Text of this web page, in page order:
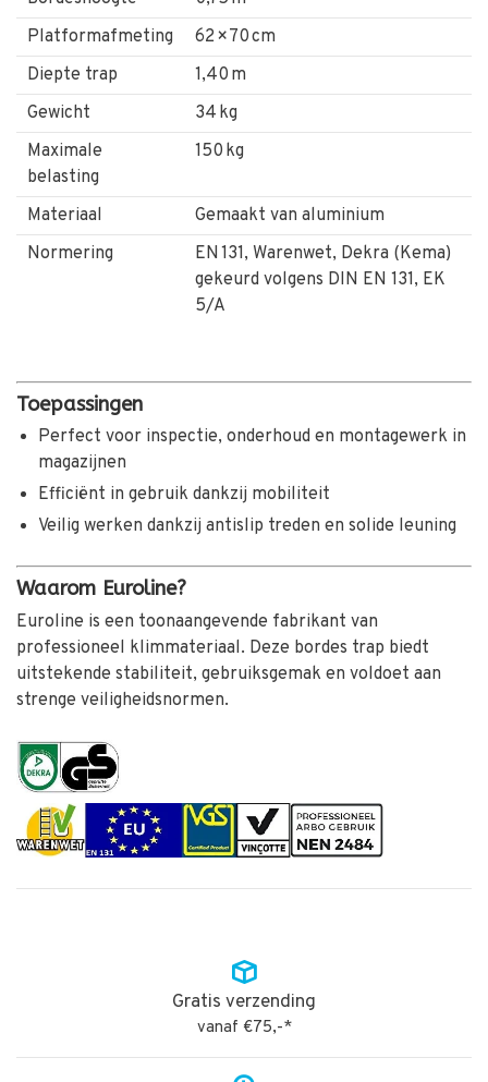
Platformafmeting
62 × 70 cm
Diepte trap
1,40 m
Gewicht
34 kg
Maximale
belasting
150 kg
Materiaal
Gemaakt van aluminium
Normering
EN 131, Warenwet, Dekra (Kema)
gekeurd volgens DIN EN 131, EK
5/A
Toepassingen
Perfect voor inspectie, onderhoud en montagewerk in
magazijnen
Efficiënt in gebruik dankzij mobiliteit
Veilig werken dankzij antislip treden en solide leuning
Waarom Euroline?
Euroline is een toonaangevende fabrikant van
professioneel klimmateriaal. Deze bordes trap biedt
uitstekende stabiliteit, gebruiksgemak en voldoet aan
strenge veiligheidsnormen.
Gratis verzending
vanaf €75,-*